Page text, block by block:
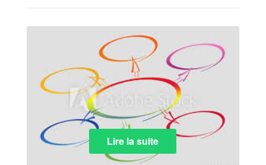
Lire la suite